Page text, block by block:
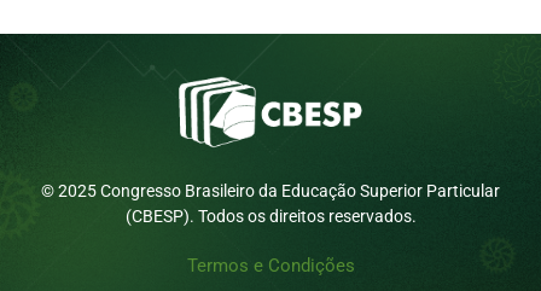
© 2025 Congresso Brasileiro da Educação Superior Particular
(CBESP). Todos os direitos reservados.
Termos e Condições